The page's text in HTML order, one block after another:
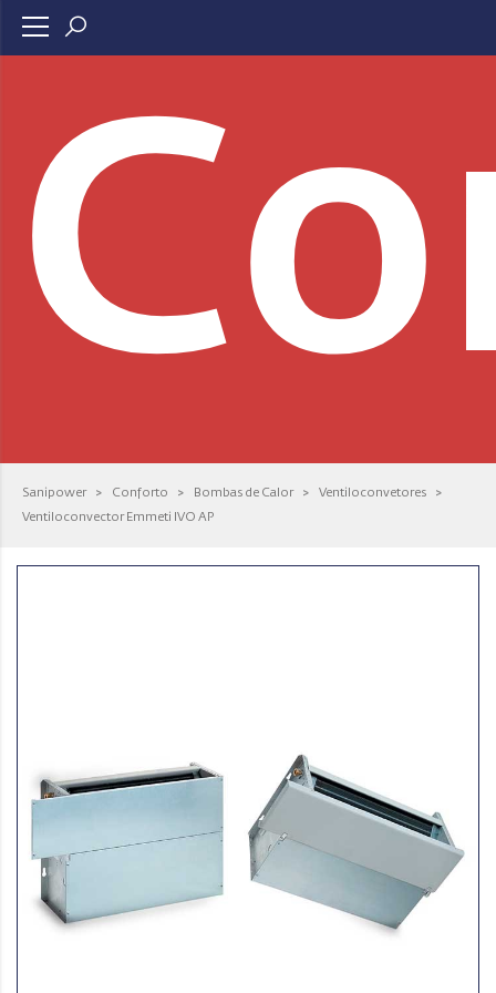
Sanipower > Conforto > Bombas de Calor > Ventiloconvetores
>
Ventiloconvector Emmeti IVO AP